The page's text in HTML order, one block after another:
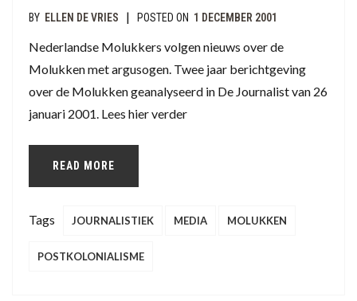
BY ELLEN DE VRIES | POSTED ON 1 DECEMBER 2001
Nederlandse Molukkers volgen nieuws over de
Molukken met argusogen. Twee jaar berichtgeving
over de Molukken geanalyseerd in De Journalist van 26
januari 2001. Lees hier verder
READ MORE
Tags JOURNALISTIEK MEDIA MOLUKKEN
POSTKOLONIALISME